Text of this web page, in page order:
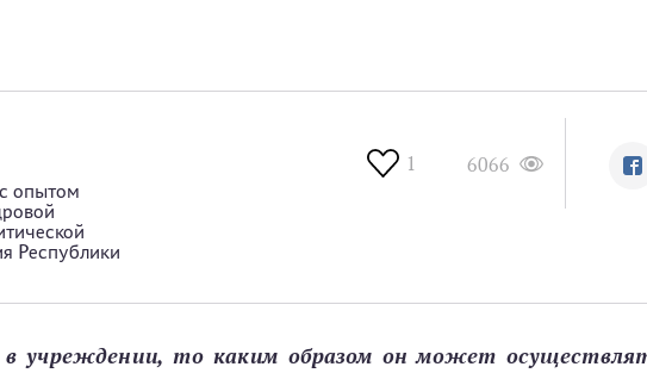
опытом
Республики
1 6066
в учреждении, то каким образом он может